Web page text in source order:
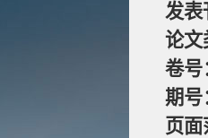
发表
论文
卷号
期号
页